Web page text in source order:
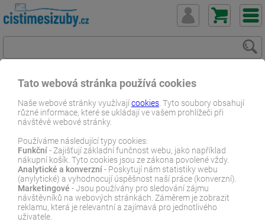
Tato webová stránka používá cookies
Naše webové stránky využívajícookies . Tyto soubory obsahují
různé informace, které se ukládají ve vašem prohlížeči při
návštěvě webové stránky.
Používáme následující typy cookies:
Funkční- Zajišťují základní funčnost webu, jako například
nákupní košík. Tyto cookies jsou ze zákona povolené vždy.
Analytické a konverzní- Poskytují nám statistiky webu
(anylytické) a vyhodnocují úspěšnost naší práce (konverzní).
Marketingové - Jsou používány pro sledování zájmu
návštěvníků na webových stránkách. Záměrem je zobrazit
reklamu, která je relevantní a zajímavá pro jednotlivého
uživatele.
ČistímeSiZuby.cz E-shop Dentální zboží
Zubní pasty
Krvácení dásní a parodontóza
E-SHOP